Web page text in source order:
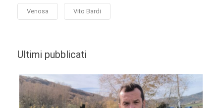
Venosa Vito Bardi
Ultimi pubblicati